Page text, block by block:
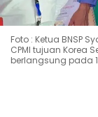
Foto : Ketua BNSP
CPMI tujuan Korea
berlangsung pada